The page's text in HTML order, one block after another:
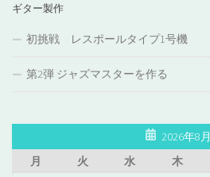
ギター製作
初挑戦 レスポールタイプ1号機
第2弾 ジャズマスターを作る
2026年8月
月
火 水 木